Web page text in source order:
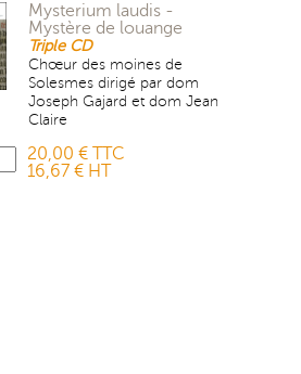
Mysterium laudis -
Mystère de louange
Triple CD
Chœur des moines de
Solesmes dirigé par dom
Joseph Gajard et dom Jean
Claire
20,00 € TTC
16,67 € HT